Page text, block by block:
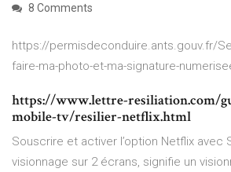
8 Comments
https://permisdeconduire.ants.gouv.fr/
faire-ma-photo-et-ma-signature-
https://www.lettre-resiliation.com/
mobile-tv/resilier-netflix.html
Souscrire et activer l’option Netflix avec
visionnage sur 2 écrans, signifie un